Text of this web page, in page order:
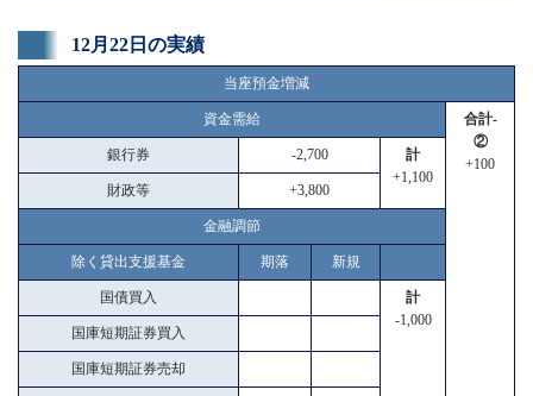
12月22日の実績
当座預金増減
資金需給
合計-
②
+100
銀行券 -2,700
計
+1,100
財政等 +3,800
金融調節
除く貸出支援基金 期落 新規
国債買入
計
-1,000
国庫短期証券買入
国庫短期証券売却